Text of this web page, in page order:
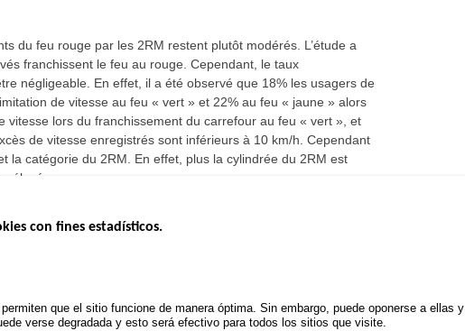
du feu rouge par les 2RM restent plutôt modérés. L’étude a
franchissent le feu au rouge. Cependant, le taux
négligeable. En effet, il a été observé que 18% les usagers de
de vitesse au feu « vert » et 22% au feu « jaune » alors
vitesse lors du franchissement du carrefour au feu « vert », et
de vitesse enregistrés sont inférieurs à 10 km/h. Cependant
la catégorie du 2RM. En effet, plus la cylindrée du 2RM est
élevé.
Informe anual de la delincuencia
con fines estadísticos.
que el sitio funcione de manera óptima. Sin embargo, puede oponerse a ellas
verse degradada y esto será efectivo para todos los sitios que visite.